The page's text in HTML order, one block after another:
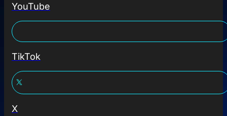
YouTube
TikTok
X